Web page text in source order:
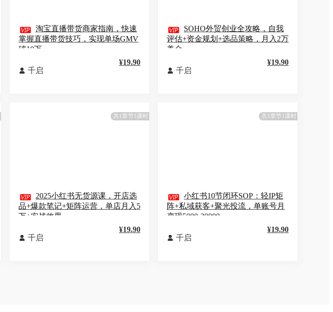
 淘宝直播带货商家指南，快速
掌握直播带货技巧，实现单场GMV
破10万
 千启
¥19.90
 SOHO外贸创业全攻略，自我
评估+资金规划+选品策略，月入2万
美金
 千启
¥19.90
共1章节1课时
 2025小红书无货源课，开店选
品+爆款笔记+矩阵运营，单店月入5
万+实战效果
 千启
¥19.90
共1章节1课时
 小红书10节闭环SOP：轻IP矩
阵+私域获客+聚光投流，单账号月
变现5000-30000
 千启
¥19.90